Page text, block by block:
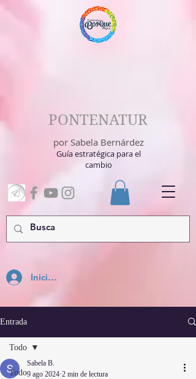
Inicia Sesión
PONTENATUR
por Sabela Bernárdez
Guía estratégica para el
cambio
Entrada
Todo
Todo
Sabela B.
9 ago 2024 2 min de lectura